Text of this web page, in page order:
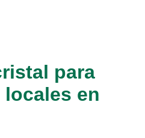
para
en